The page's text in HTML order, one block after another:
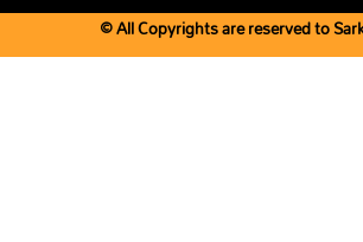
© All Copyrights are reserved to